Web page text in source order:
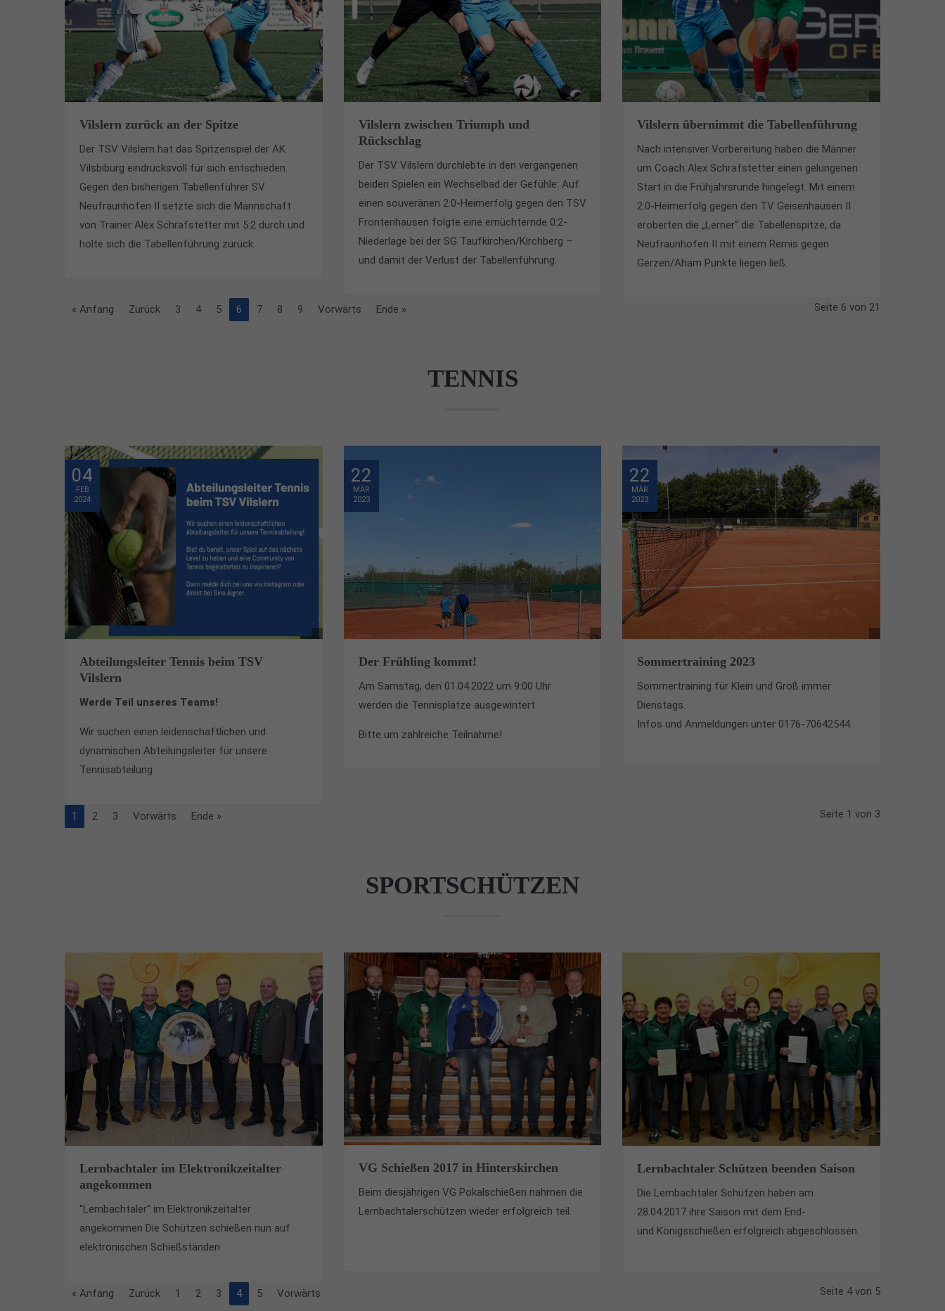
Vilslern zurück an der Spitze
Der TSV Vilslern hat das Spitzenspiel der AK
Vilsbiburg eindrucksvoll für sich entschieden.
Gegen den bisherigen Tabellenführer SV
Neufraunhofen II setzte sich die Mannschaft
von Trainer Alex Schrafstetter mit 5:2 durch und
holte sich die Tabellenführung zurück.
Vilslern zwischen Triumph und
Rückschlag
Der TSV Vilslern durchlebte in den vergangenen
beiden Spielen ein Wechselbad der Gefühle: Auf
einen souveränen 2:0-Heimerfolg gegen den TSV
Frontenhausen folgte eine ernüchternde 0:2-
Niederlage bei der SG Taufkirchen/Kirchberg –
und damit der Verlust der Tabellenführung.
Vilslern übernimmt die Tabellenführung
Nach intensiver Vorbereitung haben die Männer
um Coach Alex Schrafstetter einen gelungenen
Start in die Frühjahrsrunde hingelegt. Mit einem
2:0-Heimerfolg gegen den TV Geisenhausen II
eroberten die „Lerner“ die Tabellenspitze, da
Neufraunhofen II mit einem Remis gegen
Gerzen/Aham Punkte liegen ließ.
Seite 6 von 21
« Anfang Zurück 3 4 5 6 7 8 9 Vorwärts Ende »
TENNIS
04
FEB
2024
Abteilungsleiter Tennis beim TSV
Vilslern
Werde Teil unseres Teams!
Wir suchen einen leidenschaftlichen und
dynamischen Abteilungsleiter für unsere
Tennisabteilung
22
MÄR
2023
Der Frühling kommt!
Am Samstag, den 01.04.2022 um 9:00 Uhr
werden die Tennisplätze ausgewintert.
Bitte um zahlreiche Teilnahme!
22
MÄR
2023
Sommertraining 2023
Sommertraining für Klein und Groß immer
Dienstags.
Infos und Anmeldungen unter 0176-70642544
Seite 1 von 3
1 2 3 Vorwärts Ende »
SPORTSCHÜTZEN
Lernbachtaler im Elektronikzeitalter
angekommen
"Lernbachtaler" im Elektronikzeitalter
angekommen Die Schützen schießen nun auf
elektronischen Schießständen
VG Schießen 2017 in Hinterskirchen
Beim diesjährigen VG Pokalschießen nahmen die
Lernbachtalerschützen wieder erfolgreich teil.
Lernbachtaler Schützen beenden Saison
Die Lernbachtaler Schützen haben am
28.04.2017 ihre Saison mit dem End-
und Königsschießen erfolgreich abgeschlossen.
Seite 4 von 5
« Anfang Zurück 1 2 3 4 5 Vorwärts